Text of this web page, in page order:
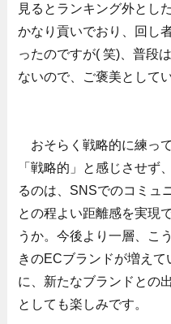
見るとランキング外とし
かなり貢いでおり、回し
ったのですが( 笑)、普段
ないので、ご褒美として
おそらく戦略的に練っ
「戦略的」と感じさせず
るのは、SNSでのコミュ
との程よい距離感を実現
うか。今後より一層、こ
きのECブランドが増え
に、新たなブランドとの
としても楽しみです。